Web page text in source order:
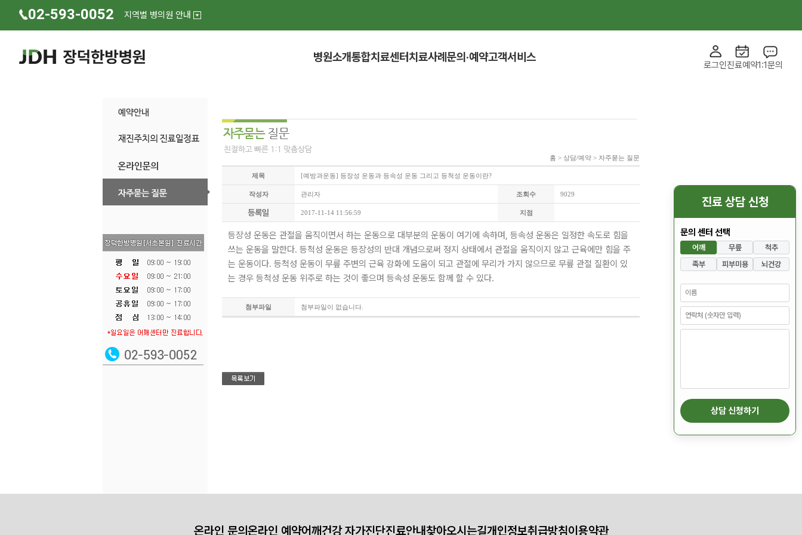
02-593-0052 지역별 병의원 안내
병원소개통합치료센터치료사례문의·예약고객서비스
로그인진료예약1:1문의
홈 > 상담/예약 > 자주묻는 질문
제목 [예방과운동] 등장성 운동과 등속성 운동 그리고 등척성 운동이란?
작성자 관리자 조회수 9029
등록일 2017-11-14 11:56:59 지점
등장성 운동은 관절을 움직이면서 하는 운동으로 대부분의 운동이 여기에 속하며, 등속성 운동은 일정한 속도로 힘을
쓰는 운동을 말한다. 등척성 운동은 등장성의 반대 개념으로써 정지 상태에서 관절을 움직이지 않고 근육에만 힘을 주
는 운동이다. 등척성 운동이 무릎 주변의 근육 강화에 도움이 되고 관절에 무리가 가지 않으므로 무릎 관절 질환이 있
는 경우 등척성 운동 위주로 하는 것이 좋으며 등속성 운동도 함께 할 수 있다.
첨부파일 첨부파일이 없습니다.
온라인 문의온라인 예약어깨건강 자가진단진료안내찾아오시는길개인정보취급방침이용약관
진료 상담 신청
문의 센터 선택
어깨 무릎
척추
족부
피부미용 뇌건강
상담 신청하기